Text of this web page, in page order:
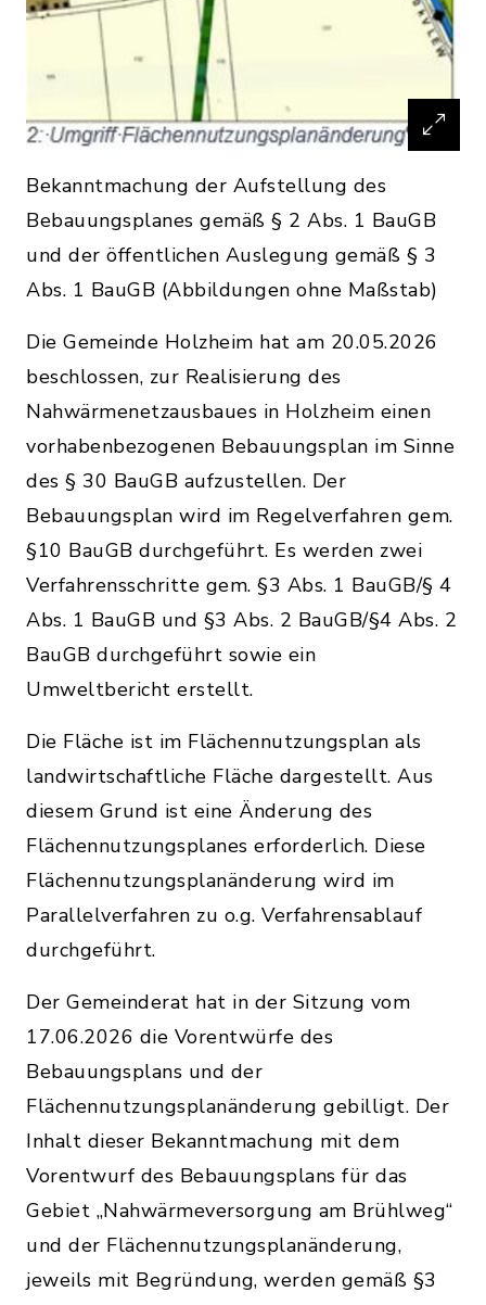
Bekanntmachung der Aufstellung des
Bebauungsplanes gemäß § 2 Abs. 1 BauGB
und der öffentlichen Auslegung gemäß § 3
Abs. 1 BauGB (Abbildungen ohne Maßstab)
Die Gemeinde Holzheim hat am 20.05.2026
beschlossen, zur Realisierung des
Nahwärmenetzausbaues in Holzheim einen
vorhabenbezogenen Bebauungsplan im Sinne
des § 30 BauGB aufzustellen. Der
Bebauungsplan wird im Regelverfahren gem.
§10 BauGB durchgeführt. Es werden zwei
Verfahrensschritte gem. §3 Abs. 1 BauGB/§ 4
Abs. 1 BauGB und §3 Abs. 2 BauGB/§4 Abs. 2
BauGB durchgeführt sowie ein
Umweltbericht erstellt.
Die Fläche ist im Flächennutzungsplan als
landwirtschaftliche Fläche dargestellt. Aus
diesem Grund ist eine Änderung des
Flächennutzungsplanes erforderlich. Diese
Flächennutzungsplanänderung wird im
Parallelverfahren zu o.g. Verfahrensablauf
durchgeführt.
Der Gemeinderat hat in der Sitzung vom
17.06.2026 die Vorentwürfe des
Bebauungsplans und der
Flächennutzungsplanänderung gebilligt. Der
Inhalt dieser Bekanntmachung mit dem
Vorentwurf des Bebauungsplans für das
Gebiet „Nahwärmeversorgung am Brühlweg“
und der Flächennutzungsplanänderung,
jeweils mit Begründung, werden gemäß §3